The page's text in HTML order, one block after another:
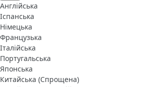
Англійська
Іспанська
Німецька
Французька
Італійська
Португальська
Японська
Китайська (Спрощена)